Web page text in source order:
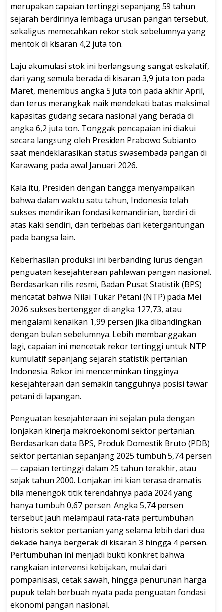
merupakan capaian tertinggi sepanjang 59 tahun
sejarah berdirinya lembaga urusan pangan tersebut,
sekaligus memecahkan rekor stok sebelumnya yang
mentok di kisaran 4,2 juta ton.
Laju akumulasi stok ini berlangsung sangat eskalatif,
dari yang semula berada di kisaran 3,9 juta ton pada
Maret, menembus angka 5 juta ton pada akhir April,
dan terus merangkak naik mendekati batas maksimal
kapasitas gudang secara nasional yang berada di
angka 6,2 juta ton. Tonggak pencapaian ini diakui
secara langsung oleh Presiden Prabowo Subianto
saat mendeklarasikan status swasembada pangan di
Karawang pada awal Januari 2026.
Kala itu, Presiden dengan bangga menyampaikan
bahwa dalam waktu satu tahun, Indonesia telah
sukses mendirikan fondasi kemandirian, berdiri di
atas kaki sendiri, dan terbebas dari ketergantungan
pada bangsa lain.
Keberhasilan produksi ini berbanding lurus dengan
penguatan kesejahteraan pahlawan pangan nasional.
Berdasarkan rilis resmi, Badan Pusat Statistik (BPS)
mencatat bahwa Nilai Tukar Petani (NTP) pada Mei
2026 sukses bertengger di angka 127,73, atau
mengalami kenaikan 1,99 persen jika dibandingkan
dengan bulan sebelumnya. Lebih membanggakan
lagi, capaian ini mencetak rekor tertinggi untuk NTP
kumulatif sepanjang sejarah statistik pertanian
Indonesia. Rekor ini mencerminkan tingginya
kesejahteraan dan semakin tangguhnya posisi tawar
petani di lapangan.
Penguatan kesejahteraan ini sejalan pula dengan
lonjakan kinerja makroekonomi sektor pertanian.
Berdasarkan data BPS, Produk Domestik Bruto (PDB)
sektor pertanian sepanjang 2025 tumbuh 5,74 persen
— capaian tertinggi dalam 25 tahun terakhir, atau
sejak tahun 2000. Lonjakan ini kian terasa dramatis
bila menengok titik terendahnya pada 2024 yang
hanya tumbuh 0,67 persen. Angka 5,74 persen
tersebut jauh melampaui rata-rata pertumbuhan
historis sektor pertanian yang selama lebih dari dua
dekade hanya bergerak di kisaran 3 hingga 4 persen.
Pertumbuhan ini menjadi bukti konkret bahwa
rangkaian intervensi kebijakan, mulai dari
pompanisasi, cetak sawah, hingga penurunan harga
pupuk telah berbuah nyata pada penguatan fondasi
ekonomi pangan nasional.